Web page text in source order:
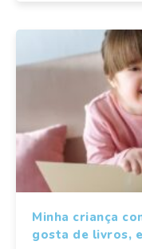
Minha criança
gosta de livros,